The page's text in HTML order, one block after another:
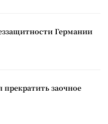
Германии
прекратить заочное